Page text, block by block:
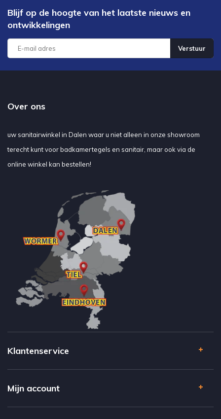
Blijf op de hoogte van het laatste nieuws en
ontwikkelingen
Verstuur
Over ons
uw sanitairwinkel in Dalen waar u niet alleen in onze showroom
terecht kunt voor badkamertegels en sanitair, maar ook via de
online winkel kan bestellen!
Klantenservice
Mijn account